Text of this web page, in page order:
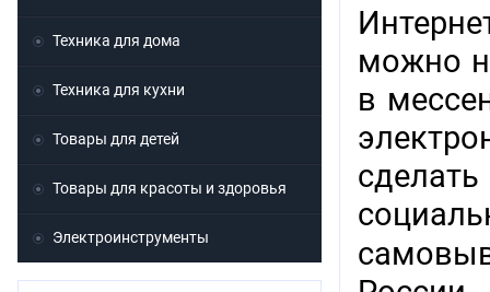
можно
в
Техника для дома
Техника для кухни
Товары для детей
Товары для красоты и здоровья
Электроинструменты